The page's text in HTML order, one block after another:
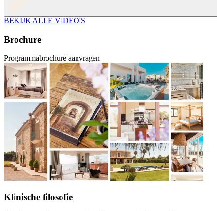
BEKIJK ALLE VIDEO'S
Brochure
Programmabrochure aanvragen
Klinische filosofie